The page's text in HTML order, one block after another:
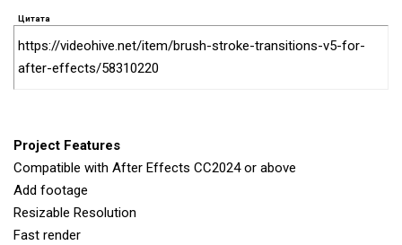
Цитата
https://videohive.net/item/brush-stroke-transitions-v5-for-
after-effects/58310220
Project Features
Compatible with After Effects CC2024 or above
Add footage
Resizable Resolution
Fast render